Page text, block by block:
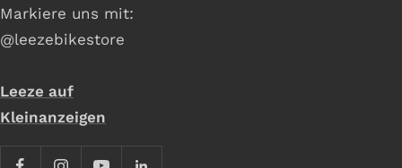
Markiere uns mit:
@leezebikestore
Leeze auf
Kleinanzeigen